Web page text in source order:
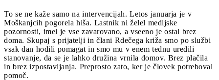
To se ne kaže samo na intervencijah. Letos januarja je v
Moškanjcih pogorela hiša. Lastnik ni želel medijske
pozornosti, imel je vse zavarovano, a vseeno je ostal brez
doma. Skupaj s prijatelji in člani Rdečega križa smo po službi
vsak dan hodili pomagat in smo mu v enem tednu uredili
stanovanje, da se je lahko družina vrnila domov. Brez plačila
in brez izpostavljanja. Preprosto zato, ker je človek potreboval
pomoč.